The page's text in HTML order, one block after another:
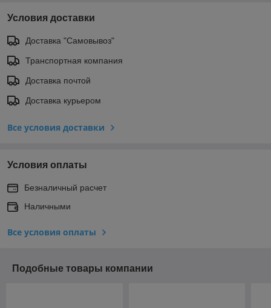
Условия доставки
Доставка "Самовывоз"
Транспортная компания
Доставка почтой
Доставка курьером
Все условия доставки
Условия оплаты
Безналичный расчет
Наличными
Все условия оплаты
Подобные товары компании